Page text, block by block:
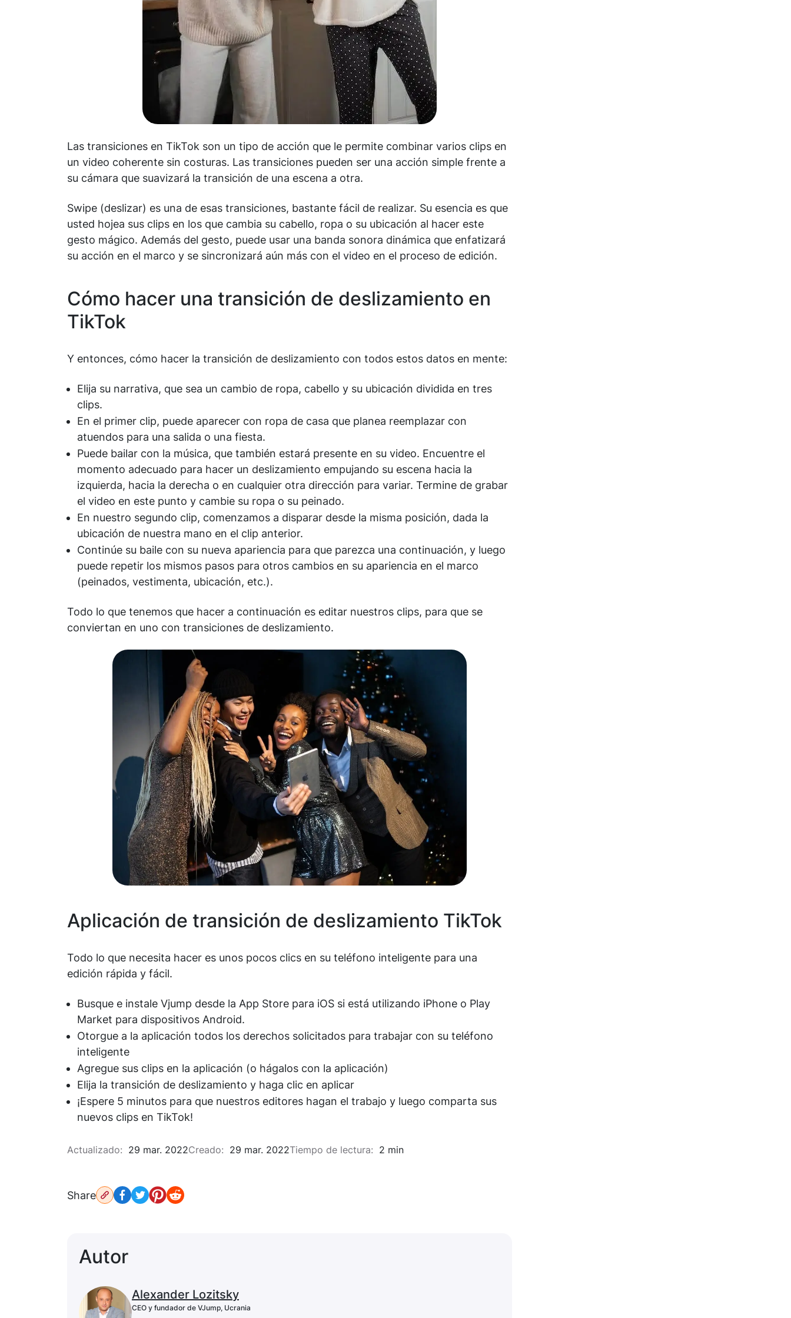
Las transiciones en TikTok son un tipo de acción que le permite combinar varios clips en
un video coherente sin costuras. Las transiciones pueden ser una acción simple frente a
su cámara que suavizará la transición de una escena a otra.
Swipe (deslizar) es una de esas transiciones, bastante fácil de realizar. Su esencia es que
usted hojea sus clips en los que cambia su cabello, ropa o su ubicación al hacer este
gesto mágico. Además del gesto, puede usar una banda sonora dinámica que enfatizará
su acción en el marco y se sincronizará aún más con el video en el proceso de edición.
Cómo hacer una transición de deslizamiento en
TikTok
Y entonces, cómo hacer la transición de deslizamiento con todos estos datos en mente:
Elija su narrativa, que sea un cambio de ropa, cabello y su ubicación dividida en tres
clips.
En el primer clip, puede aparecer con ropa de casa que planea reemplazar con
atuendos para una salida o una fiesta.
Puede bailar con la música, que también estará presente en su video. Encuentre el
momento adecuado para hacer un deslizamiento empujando su escena hacia la
izquierda, hacia la derecha o en cualquier otra dirección para variar. Termine de grabar
el video en este punto y cambie su ropa o su peinado.
En nuestro segundo clip, comenzamos a disparar desde la misma posición, dada la
ubicación de nuestra mano en el clip anterior.
Continúe su baile con su nueva apariencia para que parezca una continuación, y luego
puede repetir los mismos pasos para otros cambios en su apariencia en el marco
(peinados, vestimenta, ubicación, etc.).
Todo lo que tenemos que hacer a continuación es editar nuestros clips, para que se
conviertan en uno con transiciones de deslizamiento.
Aplicación de transición de deslizamiento TikTok
Todo lo que necesita hacer es unos pocos clics en su teléfono inteligente para una
edición rápida y fácil.
Busque e instale Vjump desde la App Store para iOS si está utilizando iPhone o Play
Market para dispositivos Android.
Otorgue a la aplicación todos los derechos solicitados para trabajar con su teléfono
inteligente
Agregue sus clips en la aplicación (o hágalos con la aplicación)
Elija la transición de deslizamiento y haga clic en aplicar
¡Espere 5 minutos para que nuestros editores hagan el trabajo y luego comparta sus
nuevos clips en TikTok!
Actualizado: 29 mar. 2022Creado: 29 mar. 2022Tiempo de lectura: 2 min
Share
Autor
Alexander Lozitsky
CEO y fundador de VJump, Ucrania